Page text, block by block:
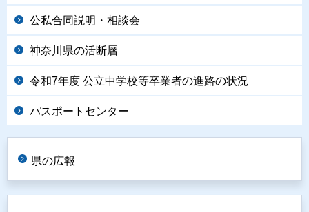
公私合同説明・相談会
神奈川県の活断層
令和7年度 公立中学校等卒業者の進路の状況
パスポートセンター
県の広報